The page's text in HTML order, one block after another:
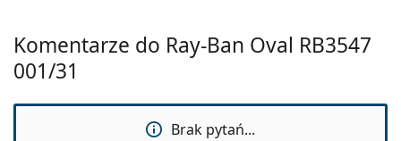
Kategoria:
Okulary przeciwsłoneczne
Marka:
Zastosowanie:
Moda
RB3547 001/31 54
Komentarze do Ray-Ban Oval RB3547
001/31
Brak pytań...